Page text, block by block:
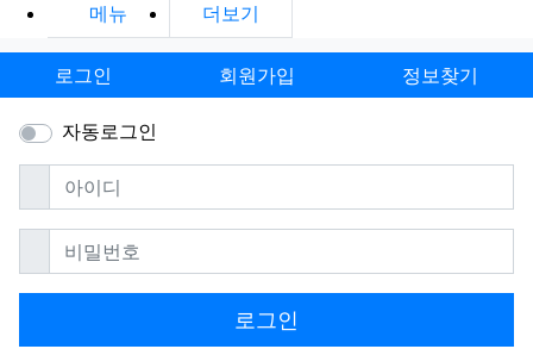
메뉴 더보기
로그인 회원가입 정보찾기
자동로그인
아이디필수
비밀번호필수
로그인